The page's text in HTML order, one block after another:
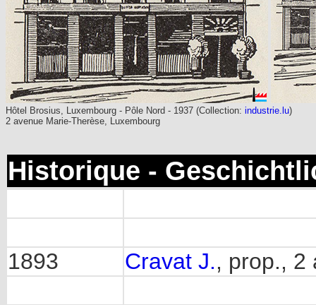
Hôtel Brosius, Luxembourg - Pôle Nord - 1937 (Collection: industrie.lu)
2 avenue Marie-Therèse, Luxembourg
Historique -
1893 Cravat J., prop., 2